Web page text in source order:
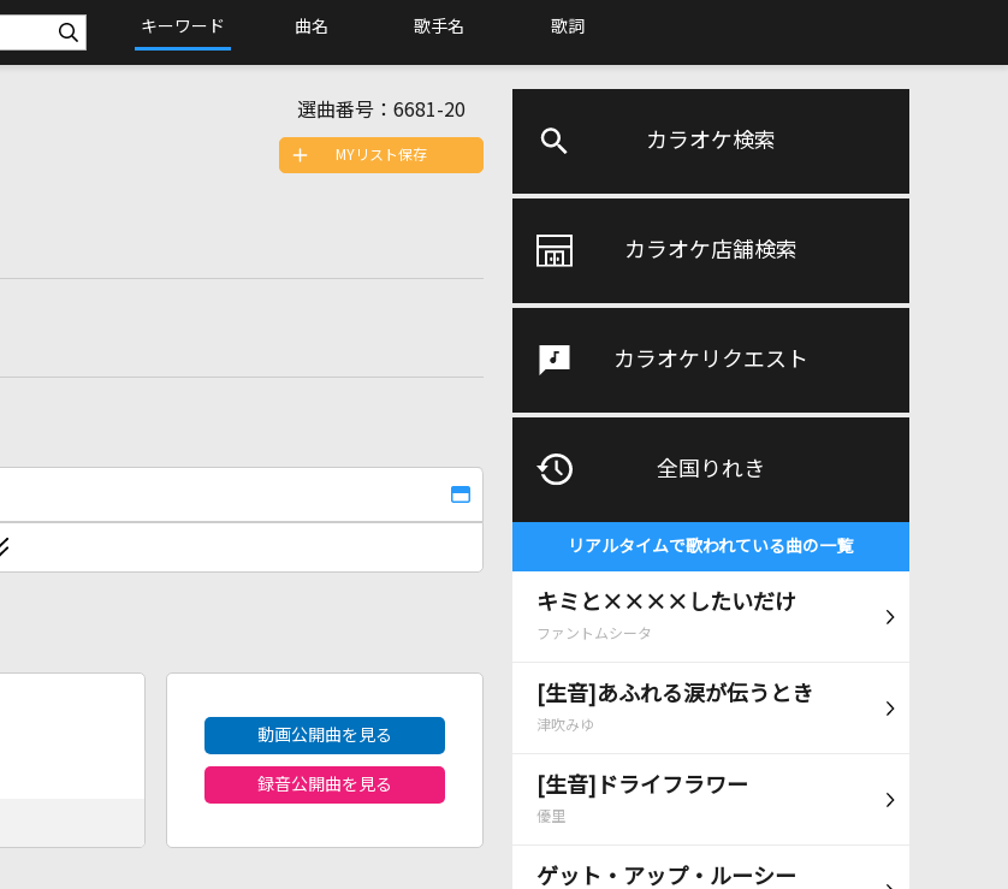
キーワード 曲名 歌手名 歌詞
カラオケ検索
カラオケ店舗検索
カラオケリクエスト
全国りれき
リアルタイムで歌われている曲の一覧
キミと××××したいだけ
ファントムシータ
[生音]あふれる涙が伝うとき
津吹みゆ
[生音]ドライフラワー
優里
ゲット・アップ・ルーシー
選曲番号： 6681-20
MYリスト保存
動画公開曲を見る
録音公開曲を見る